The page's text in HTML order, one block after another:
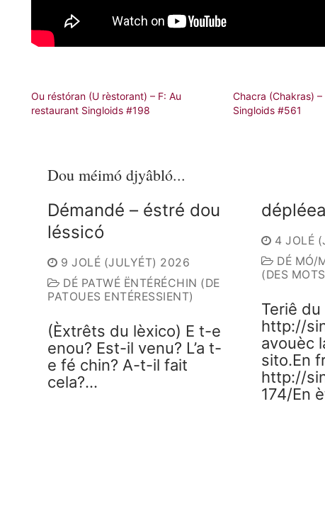
Ou réstóran (U rèstorant) – F: Au
restaurant Singloids #198
Chacra (Chakras)
Singloids #561
Dou méimó djyâbló...
Démandé – éstré dou
léssicó
9 JOLÉ (JULYÉT) 2026
DÉ PATWÉ ËNTÉRÉCHIN (DE
PATOUES ENTÉRESSIENT)
(Èxtrêts du lèxico) E t-e
enou? Est-il venu? L’a t-
e fé chin? A-t-il fait
cela?…
4 JOLÉ
DÉ MÓ/
(DES
Teriê
http://
avouèc
sito.En
http://
174/En